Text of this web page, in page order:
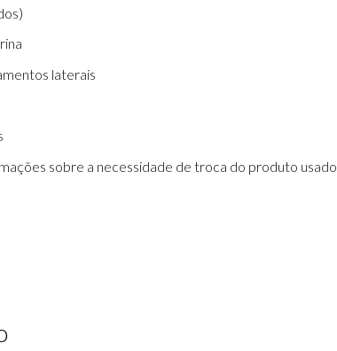
laterais
sobre a necessidade de troca do produto usado.